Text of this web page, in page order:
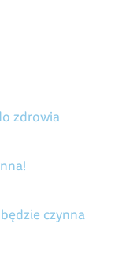
zdrowia
czynna